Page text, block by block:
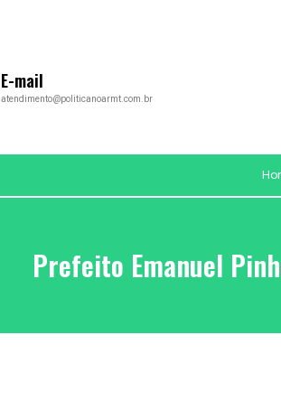
E-mail
atendimento@politicanoarmt.com.br
Prefeito Emanuel